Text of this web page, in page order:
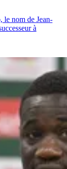
le nom de Jean-
à